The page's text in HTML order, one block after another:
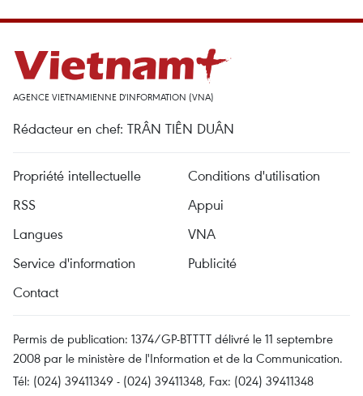
AGENCE VIETNAMIENNE D'INFORMATION (VNA)
Rédacteur en chef: TRÂN TIÊN DUÂN
Propriété intellectuelle
Conditions d'utilisation
RSS
Appui
Langues
VNA
Service d'information
Publicité
Contact
Permis de publication: 1374/GP-BTTTT délivré le 11 septembre
2008 par le ministère de l'Information et de la Communication.
Tél: (024) 39411349 - (024) 39411348, Fax: (024) 39411348